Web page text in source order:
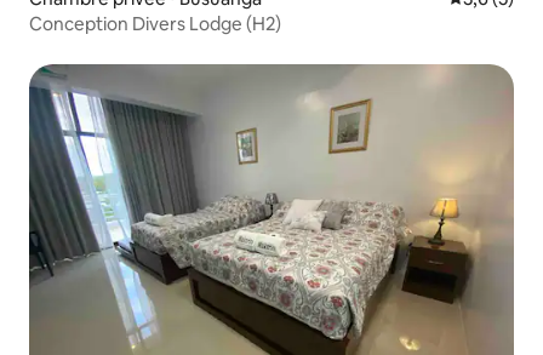
Conception Divers Lodge (H2)